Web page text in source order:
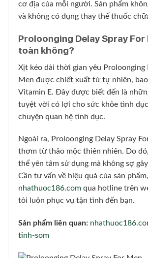
cơ địa của mỗi người. Sản phẩm
và không có dụng thay thế thuốc
Proloonging Delay Spray For
toàn không?
Xịt kéo dài thời gian yêu Proloonging
Men được chiết xuất từ tự nhiên,
Vitamin E. Đây được biết đến là
tuyệt vời có lợi cho sức khỏe tình
chuyện quan hệ tình dục.
Ngoài ra, Proloonging Delay Spray
thơm từ thảo mộc thiên nhiên. Do
thể yên tâm sử dụng mà không sợ
Cần tư vấn về hiệu quả của sản
nhathuoc186.com qua hotline trên
tôi luôn phục vụ tận tình đến bạn.
Sản phẩm liên quan:
tinh-som